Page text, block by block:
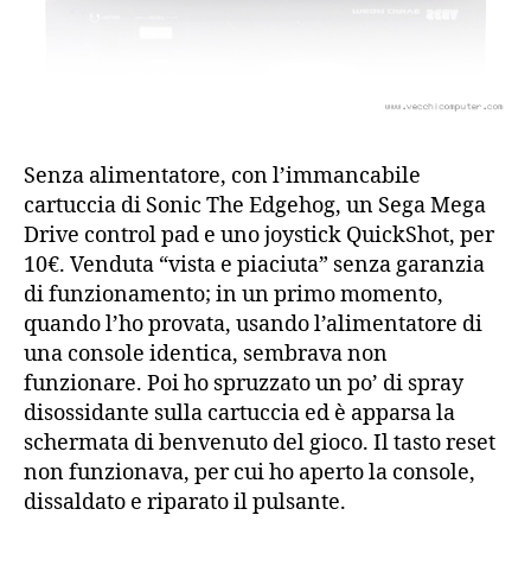
Senza alimentatore, con l’immancabile
cartuccia di Sonic The Edgehog, un Sega Mega
Drive control pad e uno joystick QuickShot, per
10€. Venduta “vista e piaciuta” senza garanzia
di funzionamento; in un primo momento,
quando l’ho provata, usando l’alimentatore di
una console identica, sembrava non
funzionare. Poi ho spruzzato un po’ di spray
disossidante sulla cartuccia ed è apparsa la
schermata di benvenuto del gioco. Il tasto reset
non funzionava, per cui ho aperto la console,
dissaldato e riparato il pulsante.